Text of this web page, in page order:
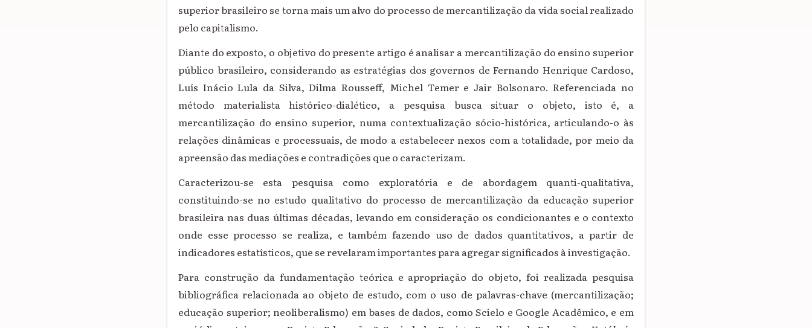
superior brasileiro se torna mais um alvo do processo de mercantilização da vida social realizado
pelo capitalismo.
Diante do exposto, o objetivo do presente artigo é analisar a mercantilização do ensino superior
público brasileiro, considerando as estratégias dos governos de Fernando Henrique Cardoso,
Luís Inácio Lula da Silva, Dilma Rousseff, Michel Temer e Jair Bolsonaro. Referenciada no
método materialista histórico-dialético, a pesquisa busca situar o objeto, isto é, a
mercantilização do ensino superior, numa contextualização sócio-histórica, articulando-o às
relações dinâmicas e processuais, de modo a estabelecer nexos com a totalidade, por meio da
apreensão das mediações e contradições que o caracterizam.
Caracterizou-se esta pesquisa como exploratória e de abordagem quanti-qualitativa,
constituindo-se no estudo qualitativo do processo de mercantilização da educação superior
brasileira nas duas últimas décadas, levando em consideração os condicionantes e o contexto
onde esse processo se realiza, e também fazendo uso de dados quantitativos, a partir de
indicadores estatísticos, que se revelaram importantes para agregar significados à investigação.
Para construção da fundamentação teórica e apropriação do objeto, foi realizada pesquisa
bibliográfica relacionada ao objeto de estudo, com o uso de palavras-chave (mercantilização;
educação superior; neoliberalismo) em bases de dados, como Scielo e Google Acadêmico, e em